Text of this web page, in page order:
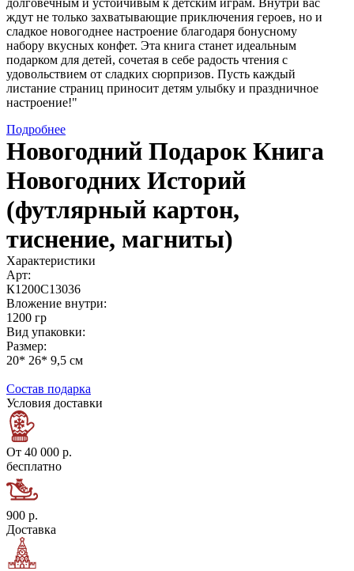
долговечным и устойчивым к детским играм. Внутри вас
ждут не только захватывающие приключения героев, но и
сладкое новогоднее настроение благодаря бонусному
набору вкусных конфет. Эта книга станет идеальным
подарком для детей, сочетая в себе радость чтения с
удовольствием от сладких сюрпризов. Пусть каждый
листание страниц приносит детям улыбку и праздничное
настроение!"
Подробнее
Новогодний Подарок Книга
Новогодних Историй
(футлярный картон,
тиснение, магниты)
Характеристики
Арт:
К1200С13036
Вложение внутри:
1200 гр
Вид упаковки:
Размер:
20* 26* 9,5 см
Состав подарка
Условия доставки
От 40 000 р.
бесплатно
900 р.
Доставка